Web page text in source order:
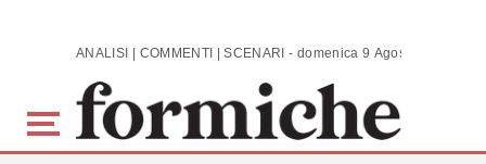
Skip to main content ANALISI | COMMENTI | SCENARI - domenica 9 Agosto 2026